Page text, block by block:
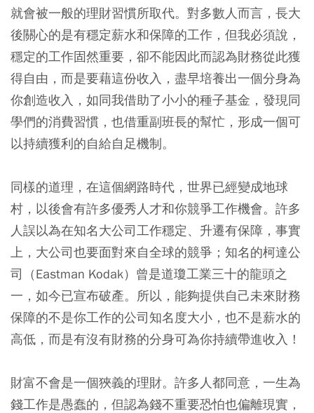
就會被一般的理財習慣所取代。對多數人而言，長大
後關心的是有穩定薪水和保障的工作，但我必須說，
穩定的工作固然重要，卻不能因此而認為財務從此獲
得自由，而是要藉這份收入，盡早培養出一個分身為
你創造收入，如同我借助了小小的種子基金，發現同
學們的消費習慣，也借重副班長的幫忙，形成一個可
以持續獲利的自給自足機制。
同樣的道理，在這個網路時代，世界已經變成地球
村，以後會有許多優秀人才和你競爭工作機會。許多
人誤以為在知名大公司工作穩定、升遷有保障，事實
上，大公司也要面對來自全球的競爭；知名的柯達公
司（Eastman Kodak）曾是道瓊工業三十的龍頭之
一，如今已宣布破產。所以，能夠提供自己未來財務
保障的不是你工作的公司知名度大小，也不是薪水的
高低，而是有沒有財務的分身可為你持續帶進收入！
財富不會是一個狹義的理財。許多人都同意，一生為
錢工作是愚蠢的，但認為錢不重要恐怕也偏離現實，